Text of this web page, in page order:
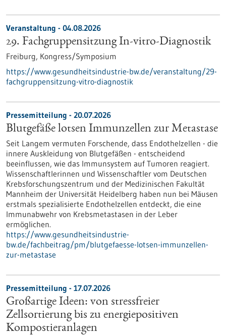
Veranstaltung - 04.08.2026
29. Fachgruppensitzung In-vitro-Diagnostik
Freiburg, Kongress/Symposium
https://www.gesundheitsindustrie-bw.de/veranstaltung/29-
fachgruppensitzung-vitro-diagnostik
Pressemitteilung - 20.07.2026
Blutgefäße lotsen Immunzellen zur Metastase
Seit Langem vermuten Forschende, dass Endothelzellen - die
innere Auskleidung von Blutgefäßen - entscheidend
beeinflussen, wie das Immunsystem auf Tumoren reagiert.
Wissenschaftlerinnen und Wissenschaftler vom Deutschen
Krebsforschungszentrum und der Medizinischen Fakultät
Mannheim der Universität Heidelberg haben nun bei Mäusen
erstmals spezialisierte Endothelzellen entdeckt, die eine
Immunabwehr von Krebsmetastasen in der Leber
ermöglichen.
https://www.gesundheitsindustrie-
bw.de/fachbeitrag/pm/blutgefaesse-lotsen-immunzellen-
zur-metastase
Pressemitteilung - 17.07.2026
Großartige Ideen: von stressfreier
Zellsortierung bis zu energiepositiven
Kompostieranlagen